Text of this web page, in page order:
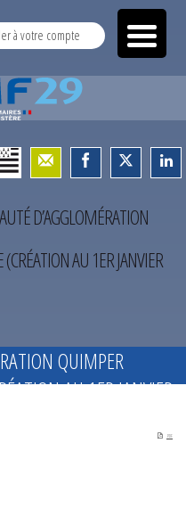
à votre compte
D’AGGLOMÉRATION
AU 1ER JANVIER
QUIMPER
AU 1ER JANVIER
PDF